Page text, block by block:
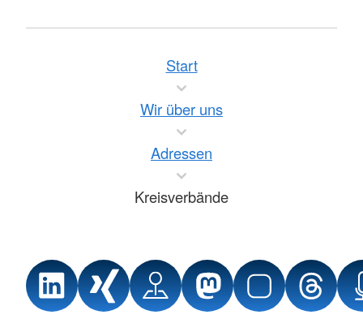
Start
Wir über uns
Adressen
Kreisverbände